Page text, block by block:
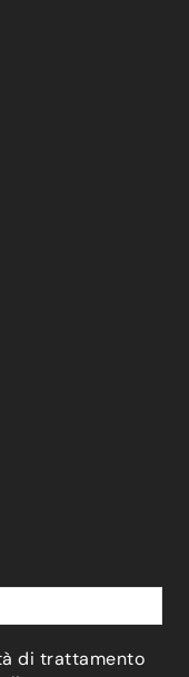
di trattamento